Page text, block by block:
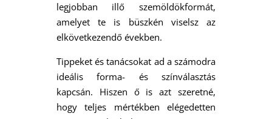
legjobban illő szemöldökformát,
amelyet te is büszkén viselsz az
elkövetkezendő években.
Tippeket és tanácsokat ad a számodra
ideális forma- és színválasztás
kapcsán. Hiszen ő is azt szeretné,
hogy teljes mértékben elégedetten